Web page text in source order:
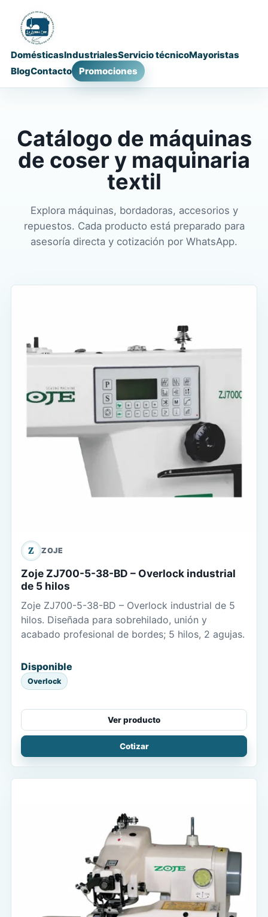
DomésticasIndustrialesServicio técnicoMayoristas
BlogContacto Promociones
Catálogo de máquinas
de coser y maquinaria
textil
Explora máquinas, bordadoras, accesorios y
repuestos. Cada producto está preparado para
asesoría directa y cotización por WhatsApp.
Z ZOJE
Zoje ZJ700-5-38-BD – Overlock industrial
de 5 hilos
Zoje ZJ700-5-38-BD – Overlock industrial de 5
hilos. Diseñada para sobrehilado, unión y
acabado profesional de bordes; 5 hilos, 2 agujas.
Disponible
Overlock
Ver producto
Cotizar